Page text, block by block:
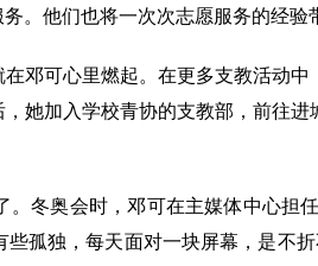
。他们也将一次次志愿服务的经验
邓可心里燃起。在更多支教活动中
她加入学校青协的支教部，前往进
冬奥会时，邓可在主媒体中心担
孤独，每天面对一块屏幕，是不折